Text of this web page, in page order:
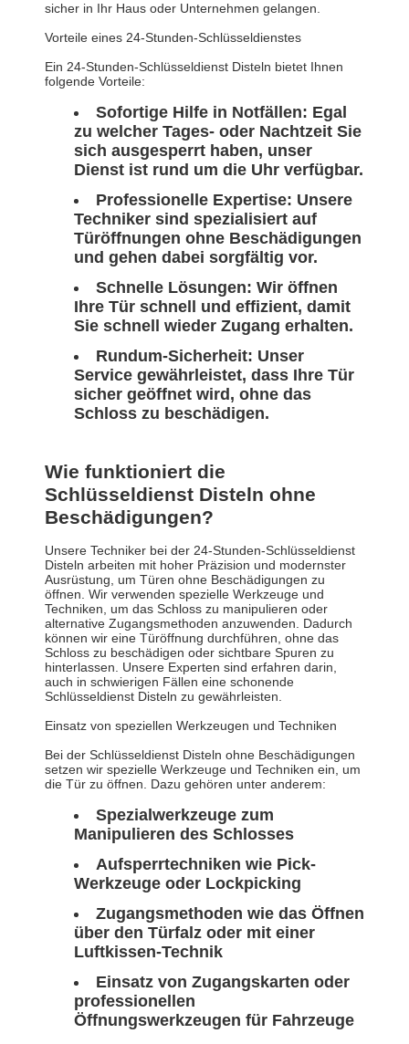
sicher in Ihr Haus oder Unternehmen gelangen.
Vorteile eines 24-Stunden-Schlüsseldienstes
Ein 24-Stunden-Schlüsseldienst Disteln bietet Ihnen
folgende Vorteile:
Sofortige Hilfe in Notfällen: Egal
zu welcher Tages- oder Nachtzeit Sie
sich ausgesperrt haben, unser
Dienst ist rund um die Uhr verfügbar.
Professionelle Expertise: Unsere
Techniker sind spezialisiert auf
Türöffnungen ohne Beschädigungen
und gehen dabei sorgfältig vor.
Schnelle Lösungen: Wir öffnen
Ihre Tür schnell und effizient, damit
Sie schnell wieder Zugang erhalten.
Rundum-Sicherheit: Unser
Service gewährleistet, dass Ihre Tür
sicher geöffnet wird, ohne das
Schloss zu beschädigen.
Wie funktioniert die
Schlüsseldienst Disteln ohne
Beschädigungen?
Unsere Techniker bei der 24-Stunden-Schlüsseldienst
Disteln arbeiten mit hoher Präzision und modernster
Ausrüstung, um Türen ohne Beschädigungen zu
öffnen. Wir verwenden spezielle Werkzeuge und
Techniken, um das Schloss zu manipulieren oder
alternative Zugangsmethoden anzuwenden. Dadurch
können wir eine Türöffnung durchführen, ohne das
Schloss zu beschädigen oder sichtbare Spuren zu
hinterlassen. Unsere Experten sind erfahren darin,
auch in schwierigen Fällen eine schonende
Schlüsseldienst Disteln zu gewährleisten.
Einsatz von speziellen Werkzeugen und Techniken
Bei der Schlüsseldienst Disteln ohne Beschädigungen
setzen wir spezielle Werkzeuge und Techniken ein, um
die Tür zu öffnen. Dazu gehören unter anderem:
Spezialwerkzeuge zum
Manipulieren des Schlosses
Aufsperrtechniken wie Pick-
Werkzeuge oder Lockpicking
Zugangsmethoden wie das Öffnen
über den Türfalz oder mit einer
Luftkissen-Technik
Einsatz von Zugangskarten oder
professionellen
Öffnungswerkzeugen für Fahrzeuge